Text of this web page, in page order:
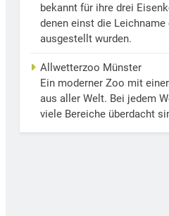
bekannt für ihre drei
denen einst die Leichname
ausgestellt wurden.
Allwetterzoo Münster
Ein moderner Zoo mit
aus aller Welt. Bei jedem
viele Bereiche überdacht